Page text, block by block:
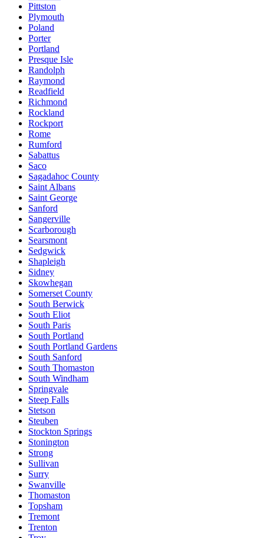
Pittston
Plymouth
Poland
Porter
Portland
Presque Isle
Randolph
Raymond
Readfield
Richmond
Rockland
Rockport
Rome
Rumford
Sabattus
Saco
Sagadahoc County
Saint Albans
Saint George
Sanford
Sangerville
Scarborough
Searsmont
Sedgwick
Shapleigh
Sidney
Skowhegan
Somerset County
South Berwick
South Eliot
South Paris
South Portland
South Portland Gardens
South Sanford
South Thomaston
South Windham
Springvale
Steep Falls
Stetson
Steuben
Stockton Springs
Stonington
Strong
Sullivan
Surry
Swanville
Thomaston
Topsham
Tremont
Trenton